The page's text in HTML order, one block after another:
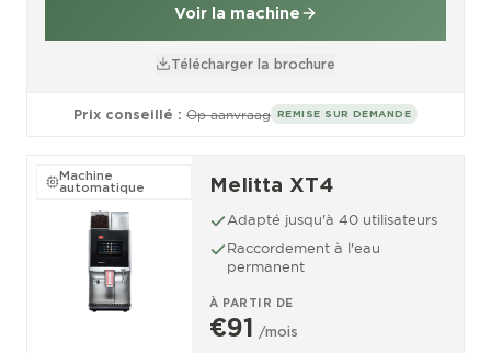
Voir la machine
Télécharger la brochure
Prix conseillé : Op aanvraag REMISE SUR DEMANDE
Machine
automatique Melitta XT4
Adapté jusqu'à 40 utilisateurs
Raccordement à l'eau
permanent
À PARTIR DE
€91 /mois